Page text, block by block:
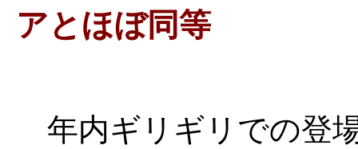
アとほぼ同等
年内ギリギリでの登